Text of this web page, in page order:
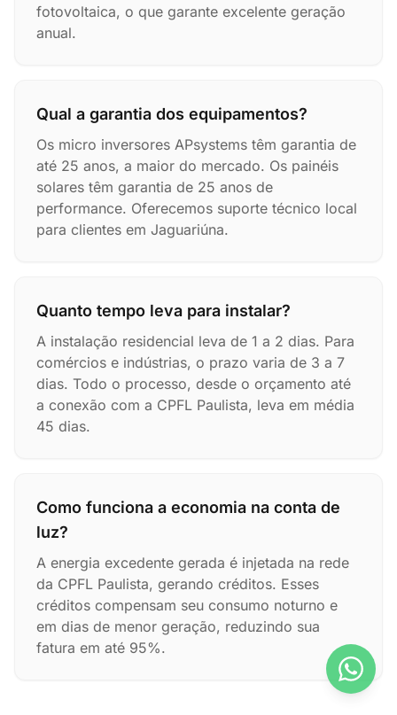
fotovoltaica, o que garante excelente geração
anual.
Qual a garantia dos equipamentos?
Os micro inversores APsystems têm garantia de
até 25 anos, a maior do mercado. Os painéis
solares têm garantia de 25 anos de
performance. Oferecemos suporte técnico local
para clientes em Jaguariúna.
Quanto tempo leva para instalar?
A instalação residencial leva de 1 a 2 dias. Para
comércios e indústrias, o prazo varia de 3 a 7
dias. Todo o processo, desde o orçamento até
a conexão com a CPFL Paulista, leva em média
45 dias.
Como funciona a economia na conta de
luz?
A energia excedente gerada é injetada na rede
da CPFL Paulista, gerando créditos. Esses
créditos compensam seu consumo noturno e
em dias de menor geração, reduzindo sua
fatura em até 95%.